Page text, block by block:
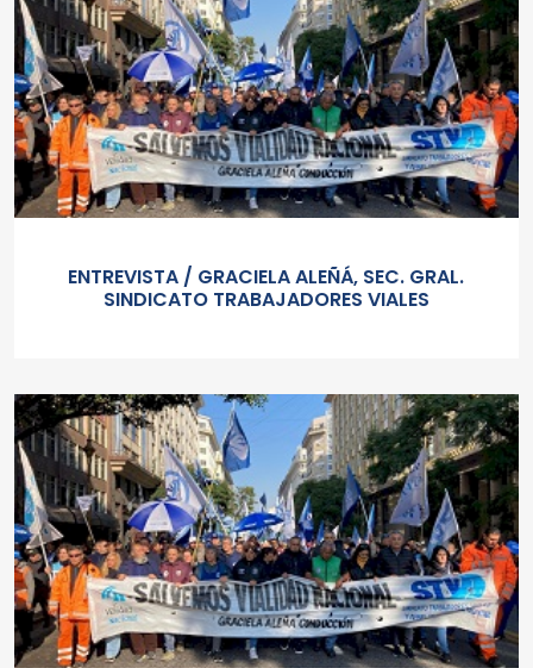
ENTREVISTA / GRACIELA ALEÑÁ, SEC. GRAL.
SINDICATO TRABAJADORES VIALES